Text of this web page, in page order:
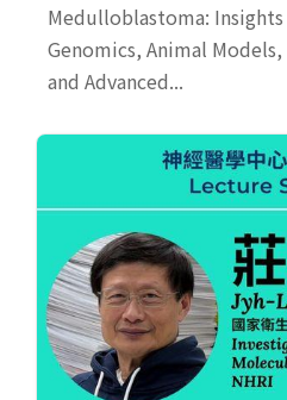
Medulloblastoma:
Genomics, Animal
and Advanced...